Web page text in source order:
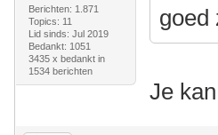
Berichten: 1.871
Topics: 11
Lid sinds: Jul 2019
Bedankt: 1051
3435 x bedankt in
1534 berichten
goed
Je